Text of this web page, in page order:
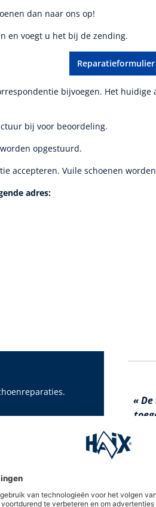
dan naar ons op!
en voegt u het bij de zending.
Reparatieformulier
bijvoegen. Het
bij voor beoordeling.
opgestuurd.
accepteren. Vuile schoenen
adres:
«